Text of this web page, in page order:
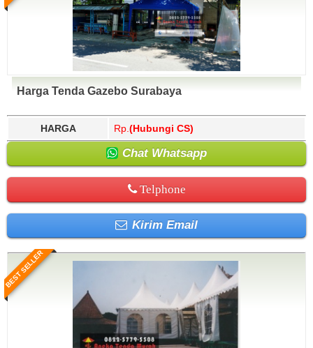
Harga Tenda Gazebo Surabaya
HARGA Rp. (Hubungi CS)
Chat Whatsapp
Telphone
Kirim Email
BEST SELLER